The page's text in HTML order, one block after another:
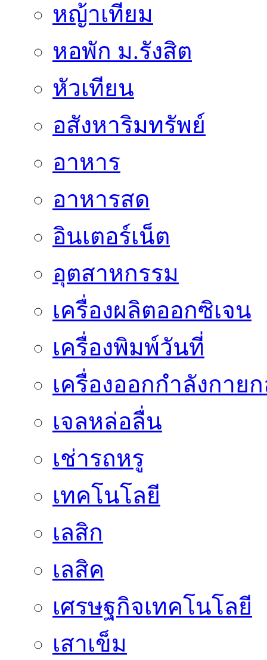
หญ้าเทียม
หอพัก ม.รังสิต
หัวเทียน
อสังหาริมทรัพย์
อาหาร
อาหารสด
อินเตอร์เน็ต
อุตสาหกรรม
เครื่องผลิตออกซิเจน
เครื่องพิมพ์วันที่
เครื่องออกกำลังกาย
เจลหล่อลื่น
เช่ารถหรู
เทคโนโลยี
เลสิก
เลสิค
เศรษฐกิจเทคโนโลยี
เสาเข็ม